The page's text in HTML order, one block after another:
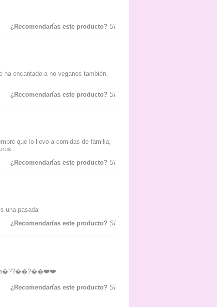
¿Recomendarías este producto? Sí
encantado a no-veganos también.
¿Recomendarías este producto? Sí
que lo llevo a comidas de familia,
¿Recomendarías este producto? Sí
una pasada
¿Recomendarías este producto? Sí
¿Recomendarías este producto? Sí